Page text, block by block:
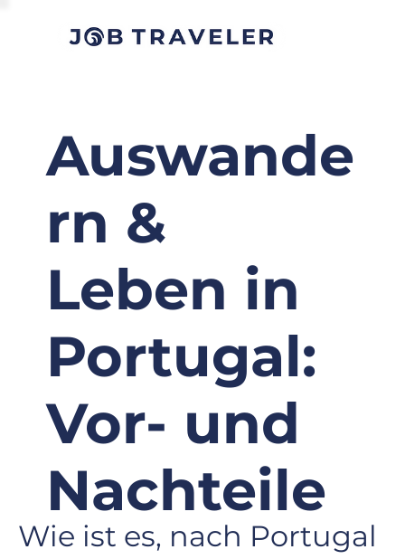
Auswande
rn &
Leben in
Portugal:
Vor- und
Nachteile
Alle Jobs
Wie ist es, nach Portugal